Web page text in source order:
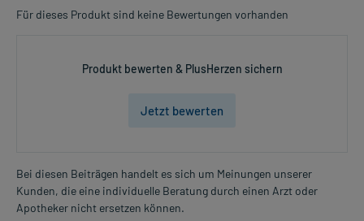
Für dieses Produkt sind keine Bewertungen vorhanden
Produkt bewerten & PlusHerzen sichern
Jetzt bewerten
Bei diesen Beiträgen handelt es sich um Meinungen unserer
Kunden, die eine individuelle Beratung durch einen Arzt oder
Apotheker nicht ersetzen können.